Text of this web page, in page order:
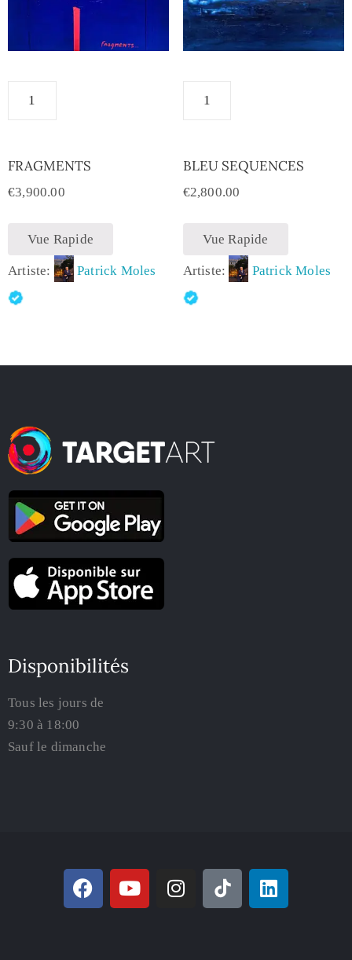
FRAGMENTS
€3,900.00
Vue Rapide
Artiste: Patrick Moles
BLEU SEQUENCES
€2,800.00
Vue Rapide
Artiste: Patrick Moles
Disponibilités
Tous les jours de
9:30 à 18:00
Sauf le dimanche